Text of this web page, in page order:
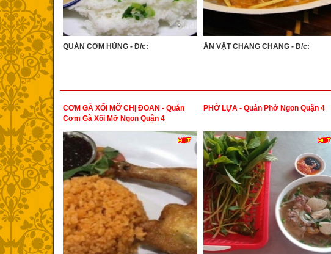
QUÁN CƠM HÙNG - Đ/c: ĂN VẶT CHANG CHANG - Đ/c:
CƠM GÀ XỐI MỠ CHỊ ĐOAN - Quán
Cơm Gà Xối Mỡ Ngon Quận 4
PHỞ LỰA - Quán Phở Ngon Quận 4